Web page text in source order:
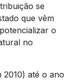
se
que vêm
o
no
2010) até o ano